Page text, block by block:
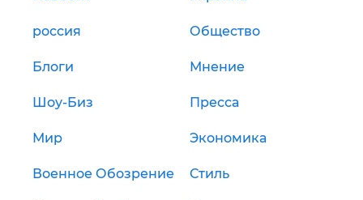
россия Общество
Блоги Мнение
Шоу-Биз Пресса
Мир Экономика
Военное Обозрение Стиль